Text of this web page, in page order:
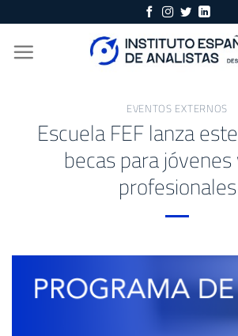
content
EVENTOS EXTERNOS
Escuela FEF lanza
becas para
profesionales